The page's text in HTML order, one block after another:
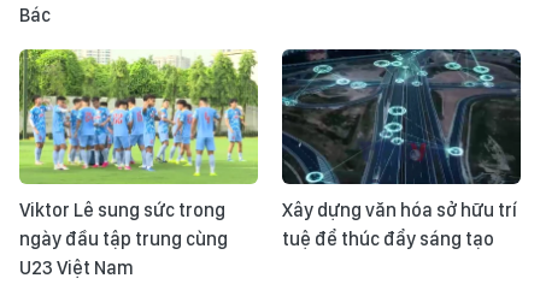
Bác
Viktor Lê sung sức trong
ngày đầu tập trung cùng
U23 Việt Nam
Xây dựng văn hóa sở hữu trí
tuệ để thúc đẩy sáng tạo